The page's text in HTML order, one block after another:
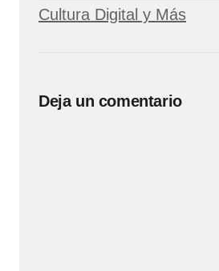
Cultura Digital y Más
Deja un comentario